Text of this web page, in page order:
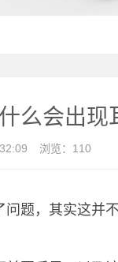
么会出现
浏览： 110
题，其实这并